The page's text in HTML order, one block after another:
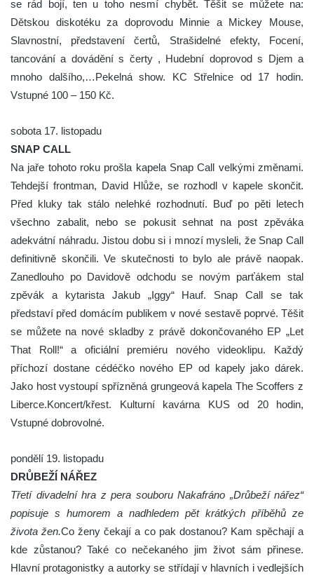
se rád bojí, ten u toho nesmí chybět. Těšit se můžete na:
Dětskou diskotéku za doprovodu Minnie a Mickey Mouse,
Slavnostní, představení čertů, Strašidelné efekty, Focení,
tancování a dovádění s čerty , Hudební doprovod s Djem a
mnoho dalšího,…Pekelná show. KC Střelnice od 17 hodin.
Vstupné 100 – 150 Kč.
sobota 17. listopadu
SNAP CALL
Na jaře tohoto roku prošla kapela Snap Call velkými změnami.
Tehdejší frontman, David Hlůže, se rozhodl v kapele skončit.
Před kluky tak stálo nelehké rozhodnutí. Buď po pěti letech
všechno zabalit, nebo se pokusit sehnat na post zpěváka
adekvátní náhradu. Jistou dobu si i mnozí mysleli, že Snap Call
definitivně skončili. Ve skutečnosti to bylo ale právě naopak.
Zanedlouho po Davidově odchodu se novým parťákem stal
zpěvák a kytarista Jakub „Iggy“ Hauf. Snap Call se tak
představí před domácím publikem v nové sestavě poprvé. Těšit
se můžete na nové skladby z právě dokončovaného EP „Let
That Roll!“ a oficiální premiéru nového videoklipu. Každý
příchozí dostane cédéčko nového EP od kapely jako dárek.
Jako host vystoupí spřízněná grungeová kapela The Scoffers z
Liberce.Koncert/křest. Kulturní kavárna KUS od 20 hodin,
Vstupné dobrovolné.
pondělí 19. listopadu
DRŮBEŽÍ NÁŘEZ
Třetí divadelní hra z pera souboru Nakafráno „Drůbeží nářez“
popisuje s humorem a nadhledem pět krátkých příběhů ze
života žen.Co ženy čekají a co pak dostanou? Kam spěchají a
kde zůstanou? Také co nečekaného jim život sám přinese.
Hlavní protagonistky a autorky se střídají v hlavních i vedlejších